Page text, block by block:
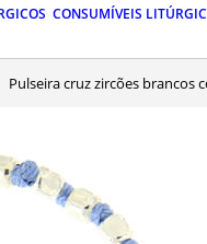
CONSUMÍVEIS
Pulseira cruz zircões